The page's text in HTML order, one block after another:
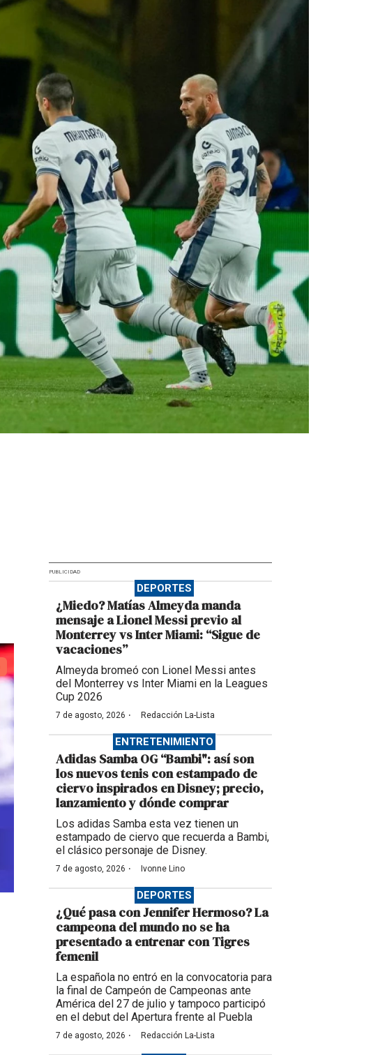
PUBLICIDAD
DEPORTES
¿Miedo? Matías Almeyda manda
mensaje a Lionel Messi previo al
Monterrey vs Inter Miami: “Sigue de
vacaciones”
Almeyda bromeó con Lionel Messi antes
del Monterrey vs Inter Miami en la Leagues
Cup 2026
7 de agosto, 2026 · Redacción La-Lista
ENTRETENIMIENTO
Adidas Samba OG “Bambi": así son
los nuevos tenis con estampado de
ciervo inspirados en Disney; precio,
lanzamiento y dónde comprar
Los adidas Samba esta vez tienen un
estampado de ciervo que recuerda a Bambi,
el clásico personaje de Disney.
7 de agosto, 2026 · Ivonne Lino
DEPORTES
¿Qué pasa con Jennifer Hermoso? La
campeona del mundo no se ha
presentado a entrenar con Tigres
femenil
La española no entró en la convocatoria para
la final de Campeón de Campeonas ante
América del 27 de julio y tampoco participó
en el debut del Apertura frente al Puebla
7 de agosto, 2026 · Redacción La-Lista